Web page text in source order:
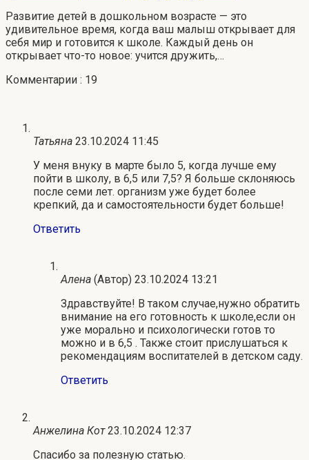
Развитие детей в дошкольном возрасте — это
удивительное время, когда ваш малыш открывает для
себя мир и готовится к школе. Каждый день он
открывает что-то новое: учится дружить,…
Комментарии : 19
Татьяна 23.10.2024 11:45
У меня внуку в марте было 5, когда лучше ему
пойти в школу, в 6,5 или 7,5? Я больше склоняюсь
после семи лет. организм уже будет более
крепкий, да и самостоятельности будет больше!
Ответить
Алена (Автор) 23.10.2024 13:21
Здравствуйте! В таком случае,нужно обратить
внимание на его готовность к школе,если он
уже морально и психологически готов то
можно и в 6,5 . Также стоит прислушаться к
рекомендациям воспитателей в детском саду.
Ответить
Анжелина Кот 23.10.2024 12:37
Спасибо за полезную статью.